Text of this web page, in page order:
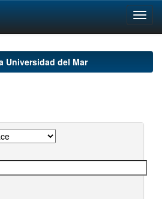
Universidad del Mar